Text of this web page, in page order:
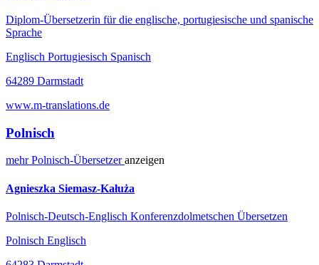
Diplom-Übersetzerin für die englische, portugiesische und spanische
Sprache
Englisch Portugiesisch Spanisch
64289 Darmstadt
www.m-translations.de
Polnisch
mehrPolnisch-Übersetzeranzeigen
Agnieszka Siemasz-Kałuża
Polnisch-Deutsch-Englisch Konferenzdolmetschen Übersetzen
Polnisch Englisch